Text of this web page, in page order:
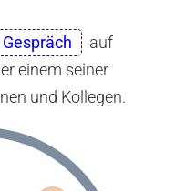
auf
einem seiner
und Kollegen.